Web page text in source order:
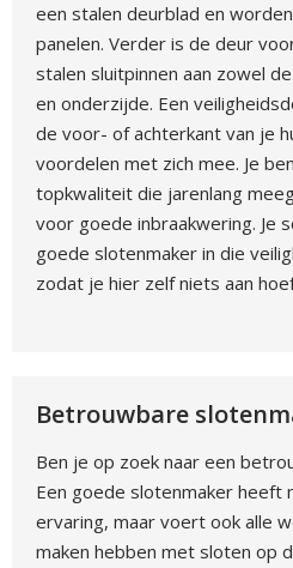
een stalen deurblad en
panelen. Verder is de deur
stalen sluitpinnen aan zowel
en onderzijde. Een
de voor- of achterkant van je
voordelen met zich mee. Je
topkwaliteit die jarenlang
voor goede inbraakwering. Je
goede slotenmaker in die
zodat je hier zelf niets aan
Betrouwbare
Ben je op zoek naar een
Een goede slotenmaker heeft
ervaring, maar voert ook alle
maken hebben met sloten op